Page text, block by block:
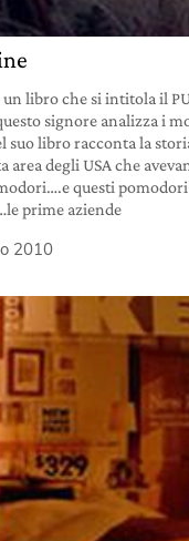
libro che si intitola il
signore analizza i
suo libro racconta la
area degli USA che
questi
prime aziende
2010